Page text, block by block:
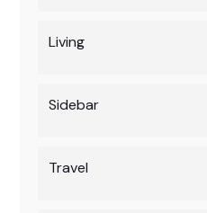
Living
Sidebar
Travel